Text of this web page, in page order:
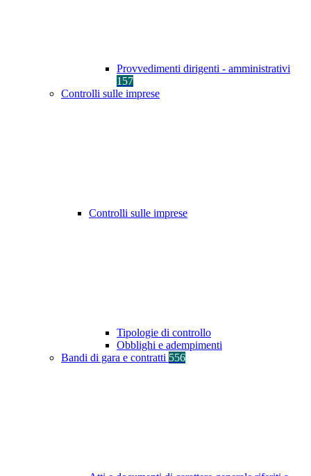
Provvedimenti dirigenti - amministrativi
157
Controlli sulle imprese
Controlli sulle imprese
Tipologie di controllo
Obblighi e adempimenti
Bandi di gara e contratti 556